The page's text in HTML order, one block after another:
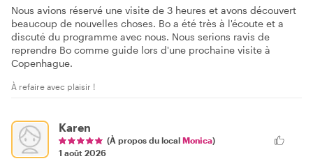
Nous avions réservé une visite de 3 heures et avons découvert
beaucoup de nouvelles choses. Bo a été très à l'écoute et a
discuté du programme avec nous. Nous serions ravis de
reprendre Bo comme guide lors d'une prochaine visite à
Copenhague.
À refaire avec plaisir !
Karen
(À propos du local Monica)
1 août 2026